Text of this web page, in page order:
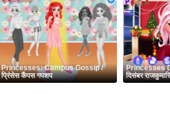
Princesses: Campus Gossip /
प्रिंसेस कैंपस गपशप
Princesses
दिसंबर